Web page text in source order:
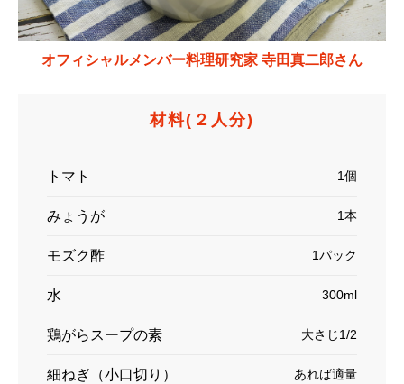
オフィシャルメンバー料理研究家 寺田真二郎さん
材料(２人分)
トマト 1個
みょうが 1本
モズク酢 1パック
水 300ml
鶏がらスープの素 大さじ1/2
細ねぎ（小口切り） あれば適量